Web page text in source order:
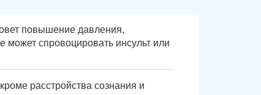
повышение давления,
может спровоцировать инсульт или
расстройства сознания и